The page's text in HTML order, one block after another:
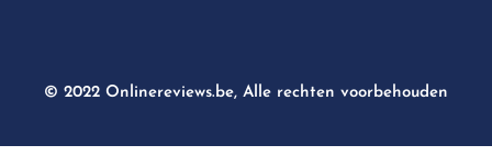
© 2022 Onlinereviews.be, Alle rechten voorbehouden